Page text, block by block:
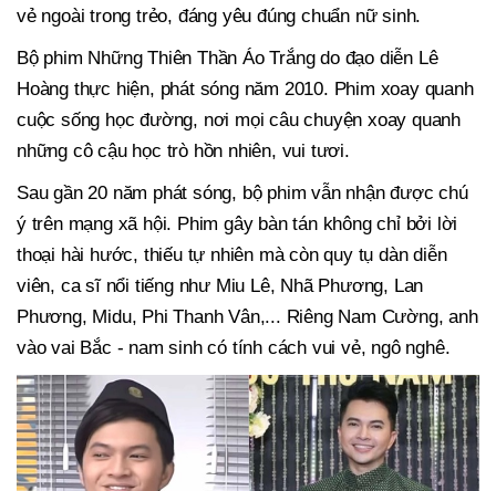
vẻ ngoài trong trẻo, đáng yêu đúng chuẩn nữ sinh.
Bộ phim Những Thiên Thần Áo Trắng do đạo diễn Lê
Hoàng thực hiện, phát sóng năm 2010. Phim xoay quanh
cuộc sống học đường, nơi mọi câu chuyện xoay quanh
những cô cậu học trò hồn nhiên, vui tươi.
Sau gần 20 năm phát sóng, bộ phim vẫn nhận được chú
ý trên mạng xã hội. Phim gây bàn tán không chỉ bởi lời
thoại hài hước, thiếu tự nhiên mà còn quy tụ dàn diễn
viên, ca sĩ nổi tiếng như Miu Lê, Nhã Phương, Lan
Phương, Midu, Phi Thanh Vân,... Riêng Nam Cường, anh
vào vai Bắc - nam sinh có tính cách vui vẻ, ngô nghê.